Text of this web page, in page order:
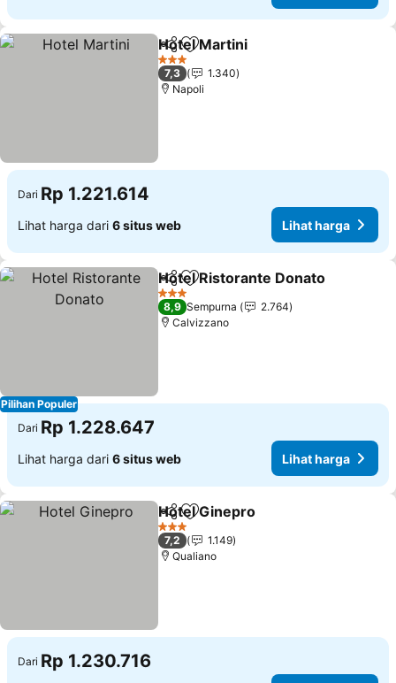
BagikanTambahkan ke favorit
Hotel Martini
3 Bintang
7,3
1.340
Napoli
Dari Rp 1.221.614
Lihat harga dari 6 situs web Lihat harga
Pilihan Populer
BagikanTambahkan ke favorit
Hotel Ristorante Donato
3 Bintang
8,9 Sempurna
2.764
Calvizzano
Dari Rp 1.228.647
Lihat harga dari 6 situs web Lihat harga
BagikanTambahkan ke favorit
Hotel Ginepro
3 Bintang
7,2
1.149
Qualiano
Dari Rp 1.230.716